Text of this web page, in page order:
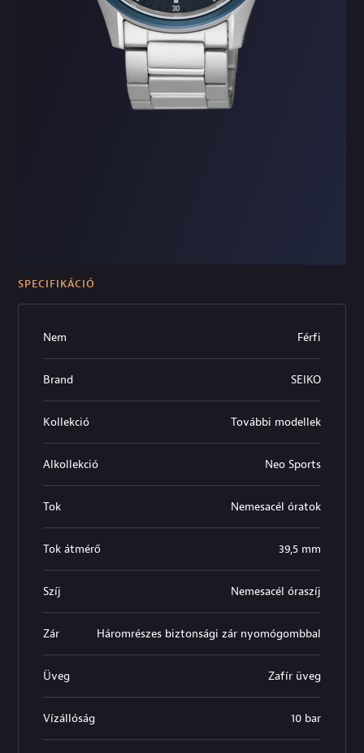
SPECIFIKÁCIÓ
Nem Férfi
Brand SEIKO
Kollekció További modellek
Alkollekció Neo Sports
Tok Nemesacél óratok
Tok átmérő 39,5 mm
Szíj Nemesacél óraszíj
Zár Háromrészes biztonsági zár nyomógombbal
Üveg Zafír üveg
Vízállóság 10 bar